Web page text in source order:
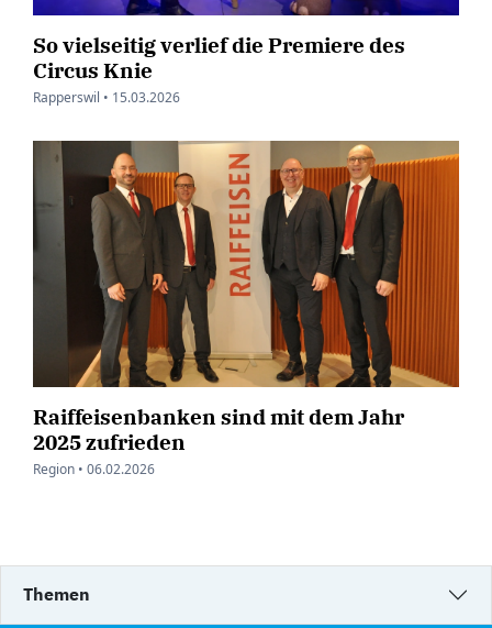
So vielseitig verlief die Premiere des
Circus Knie
Rapperswil • 15.03.2026
Raiffeisenbanken sind mit dem Jahr
2025 zufrieden
Region • 06.02.2026
Themen